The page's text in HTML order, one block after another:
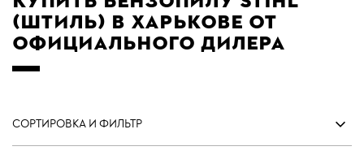
(ШТИЛЬ) В ХАРЬКОВЕ ОТ
ОФИЦИАЛЬНОГО ДИЛЕРА
СОРТИРОВКА И ФИЛЬТР